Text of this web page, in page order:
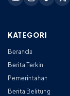
KATEGORI
Beranda
Berita Terkini
Pemerintahan
Berita Belitung